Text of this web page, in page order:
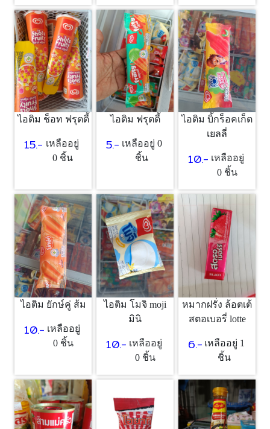
ไอติม ช็อท ฟรุตตี้
15.- เหลืออยู่
0 ชิ้น
ไอติม ฟรุตตี้
5.- เหลืออยู่ 0
ชิ้น
ไอติม บิ้กร็อคเก็ต
เยลลี่
10.- เหลืออยู่
0 ชิ้น
ไอติม ยักษ์คู่ ส้ม
10.- เหลืออยู่
0 ชิ้น
ไอติม โมจิ moji
มินิ
10.- เหลืออยู่
0 ชิ้น
หมากฝรั่ง ล้อตเต้
สตอเบอรี่ lotte
6.- เหลืออยู่ 1
ชิ้น